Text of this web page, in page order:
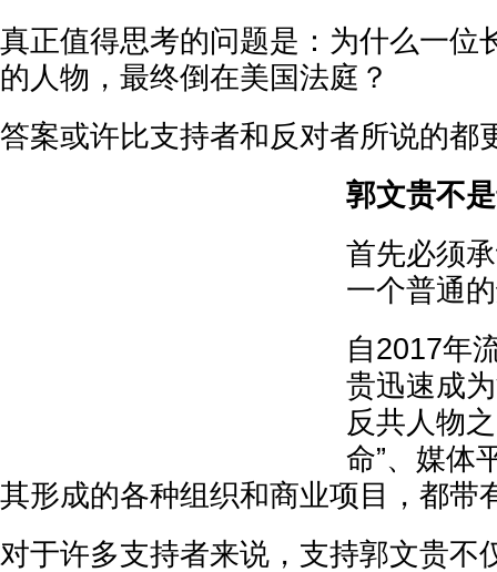
真正值得思考的问题是：为什么一位
的人物，最终倒在美国法庭？
答案或许比支持者和反对者所说的都
郭文贵不
首先必须
一个普通
自2017年
贵迅速成
反共人物
命”、媒体
其形成的各种组织和商业项目，都带
对于许多支持者来说，支持郭文贵不